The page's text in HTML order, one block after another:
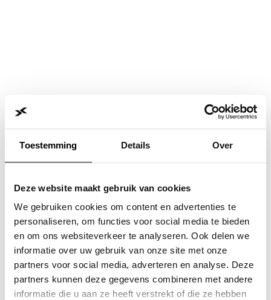
Toestemming Details Over
Deze website maakt gebruik van cookies
We gebruiken cookies om content en advertenties te
personaliseren, om functies voor social media te bieden
en om ons websiteverkeer te analyseren. Ook delen we
informatie over uw gebruik van onze site met onze
partners voor social media, adverteren en analyse. Deze
partners kunnen deze gegevens combineren met andere
informatie die u aan ze heeft verstrekt of die ze hebben
Application error: a client-side exception has occurred while
loadingwww.jvk.nl(see the browser consolefor more
information).